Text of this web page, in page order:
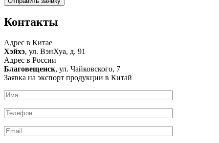
Контакты
Адрес в Китае
Хэйхэ, ул. ВэнХуа, д. 91
Адрес в России
Благовещенск, ул. Чайковского, 7
Заявка на экспорт продукции в Китай